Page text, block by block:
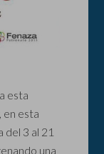
esta
en esta
del 3 al 21
una